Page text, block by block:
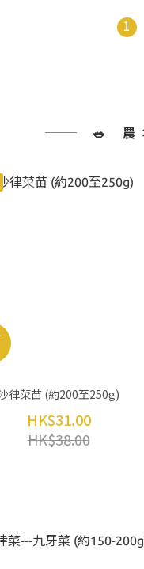
1
🥗 農
律菜苗 (約200至250g)
HK$31.00
HK$38.00